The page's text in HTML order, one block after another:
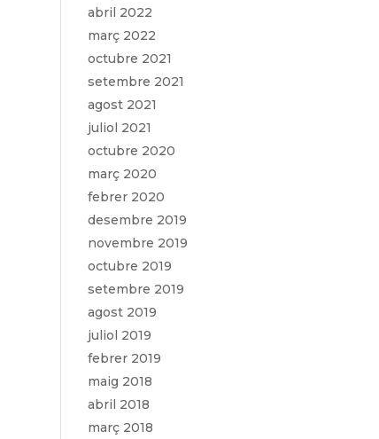
abril 2022
març 2022
octubre 2021
setembre 2021
agost 2021
juliol 2021
octubre 2020
març 2020
febrer 2020
desembre 2019
novembre 2019
octubre 2019
setembre 2019
agost 2019
juliol 2019
febrer 2019
maig 2018
abril 2018
març 2018